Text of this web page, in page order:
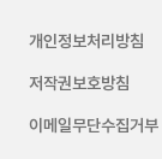
개인정보처리방침
저작권보호방침
이메일무단수집거부